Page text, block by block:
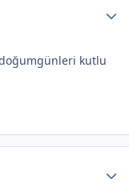
kutlu